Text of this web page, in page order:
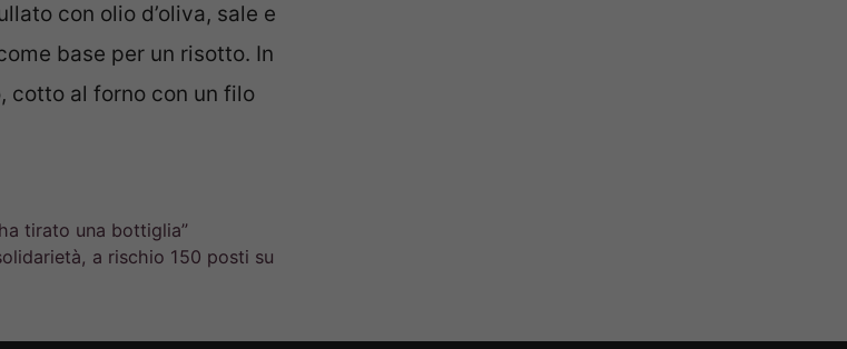
con olio d’oliva, sale e
base per un risotto. In
cotto al forno con un filo
tirato una bottiglia”
a rischio 150 posti su